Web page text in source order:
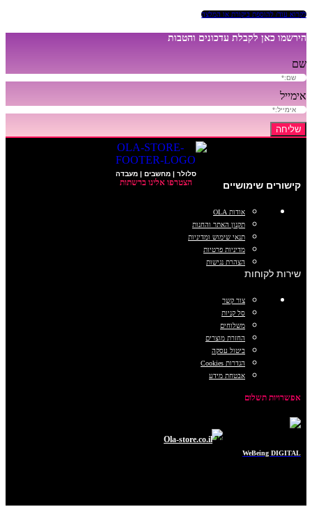
לקרוא עוד/ להוספת ביקורת או המלצה
הירשמו כאן לקבלת עדכונים והטבות
שם
אימייל
שליחה
סלולר | מחשבים | מעבדה
הצטרפו אלינו ברשתות קישורים שימושיים
אודות OLA
תקנון האתר והחנות
תנאי שימוש ומדיניות
מדיניות פרטיות
הצהרת נגישות
שירות לקוחות
צור קשר
סל קניות
משלוחים
החזרת מוצרים
ביטול עסקה
הגדרות Cookies
אבטחת מידע
אפשרויות תשלום
Ola-store.co.il
WeBeing DIGITAL